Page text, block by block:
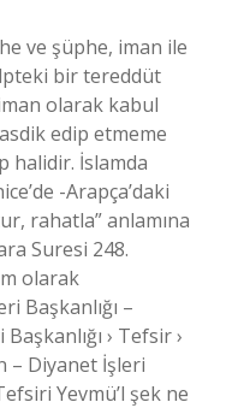
ve şüphe, iman ile
bir tereddüt
olarak kabul
edip etmeme
halidir. İslamda
-Arapça’daki
rahatla” anlamına
Suresi 248.
olarak
Başkanlığı –
› Tefsir ›
– Diyanet İşleri
Yevmü’l şek ne